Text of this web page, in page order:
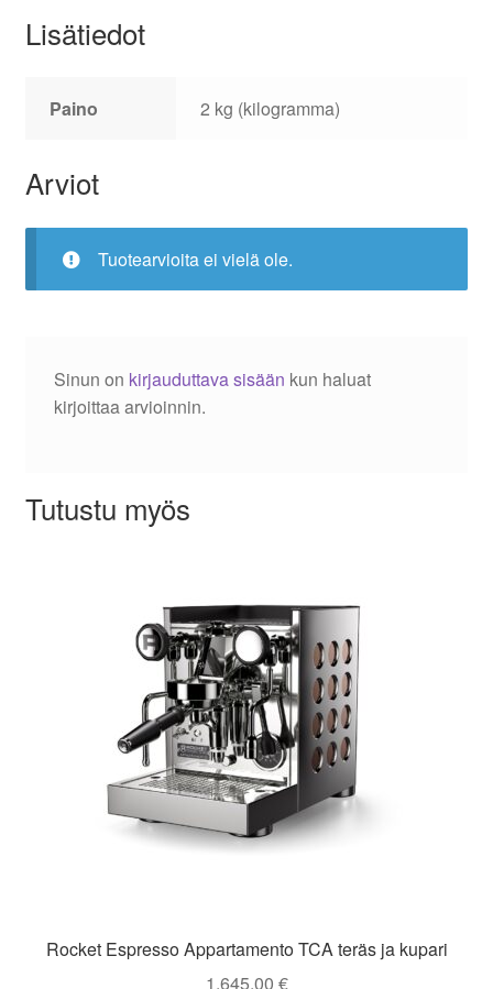
Lisätiedot
Paino 2 kg (kilogramma)
Arviot
Tuotearvioita ei vielä ole.
Sinun on kirjauduttava sisään kun haluat
kirjoittaa arvioinnin.
Tutustu myös
Rocket Espresso Appartamento TCA teräs ja kupari
1.645,00 €